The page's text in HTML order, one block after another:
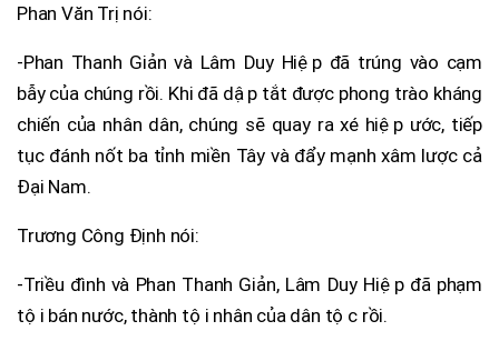
Phan Văn Trị nói:
-Phan Thanh Giản và Lâm Duy Hiệp đã trúng vào cạm
bẫy của chúng rồi. Khi đã dập tắt được phong trào kháng
chiến của nhân dân, chúng sẽ quay ra xé hiệp ước, tiếp
tục đánh nốt ba tỉnh miền Tây và đẩy mạnh xâm lược cả
Đại Nam.
Trương Công Định nói:
-Triều đình và Phan Thanh Giản, Lâm Duy Hiệp đã phạm
tội bán nước, thành tội nhân của dân tộc rồi.